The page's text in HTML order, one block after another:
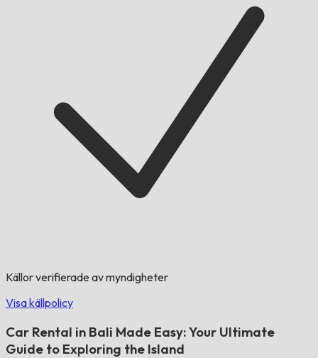
Källor verifierade av myndigheter
Visa källpolicy
Car Rental in Bali Made Easy: Your Ultimate
Guide to Exploring the Island